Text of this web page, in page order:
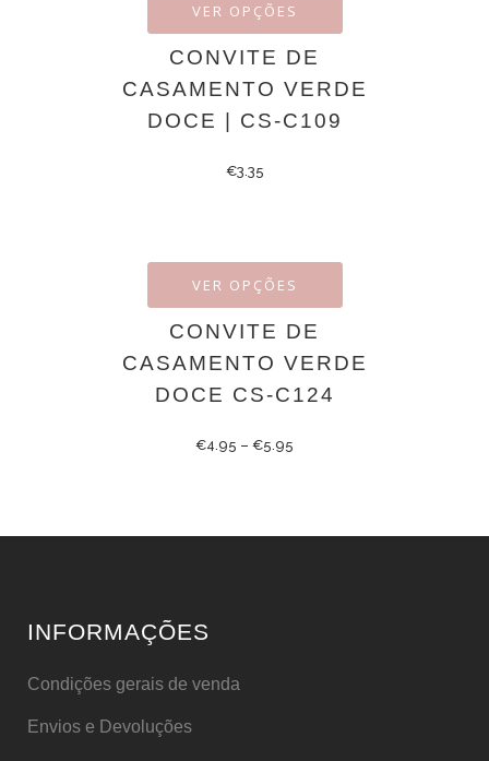
VER OPÇÕES
CONVITE DE
CASAMENTO VERDE
DOCE | CS-C109
€3.35
VER OPÇÕES
CONVITE DE
CASAMENTO VERDE
DOCE CS-C124
€4.95 – €5.95
INFORMAÇÕES
Condições gerais de venda
Envios e Devoluções